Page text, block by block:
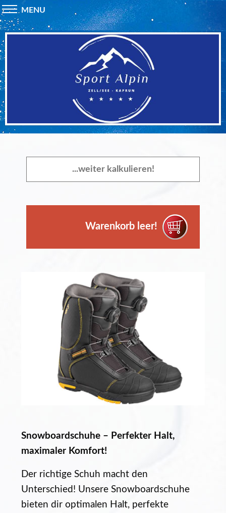
MENU
...weiter kalkulieren!
Warenkorb leer!
Snowboardschuhe – Perfekter Halt,
maximaler Komfort!
Der richtige Schuh macht den
Unterschied! Unsere Snowboardschuhe
bieten dir optimalen Halt, perfekte